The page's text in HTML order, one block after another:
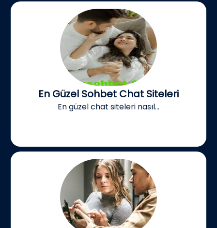
En Güzel Sohbet Chat Siteleri
En güzel chat siteleri nasıl...